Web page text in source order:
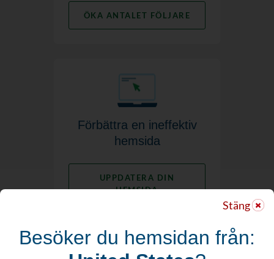
ÖKA ANTALET FÖLJARE
Förbättra en ineffektiv
hemsida
UPPDATERA DIN
HEMSIDA
Stäng
Besöker du hemsidan från: